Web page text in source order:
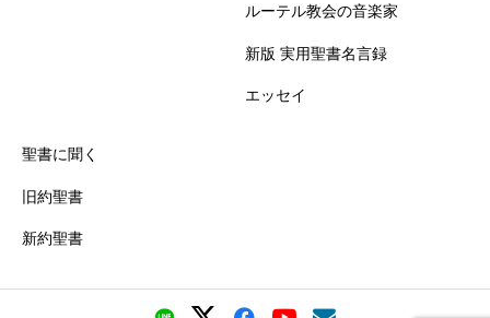
ルーテル教会の音楽家
新版 実用聖書名言録
エッセイ
聖書に聞く
旧約聖書
新約聖書